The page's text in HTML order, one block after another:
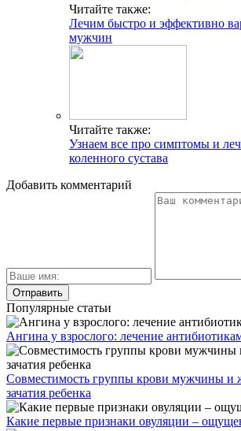
Читайте также:
Лечим быстро и эффективно
мужчин
Читайте также:
Узнаем все про симптомы и
коленного сустава
Добавить комментарий
Популярные статьи
Ангина у взрослого: лечение
Совместимость группы крови мужчины и
зачатия ребенка
Какие первые признаки овуляции –